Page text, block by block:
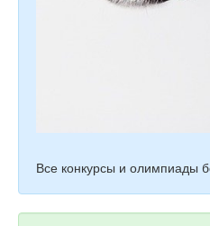
Все конкурсы и олимпиады